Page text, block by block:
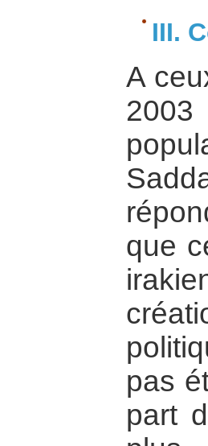
III.
A
que
pas
part